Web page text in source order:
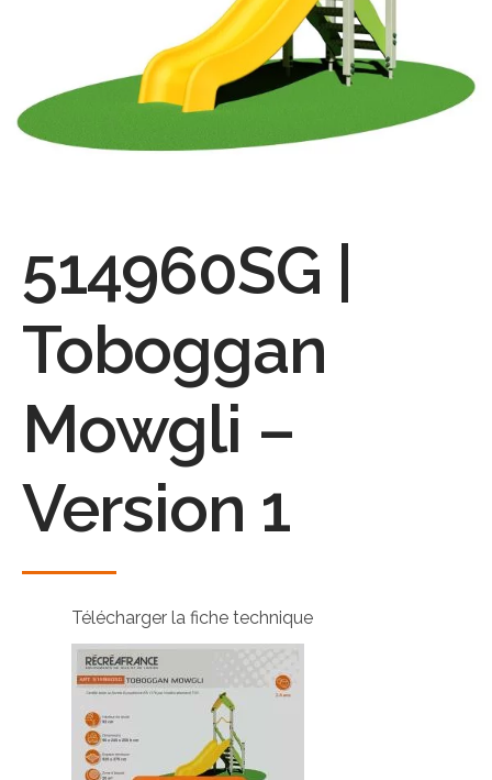
514960SG |
Toboggan
Mowgli –
Version 1
Télécharger la fiche technique